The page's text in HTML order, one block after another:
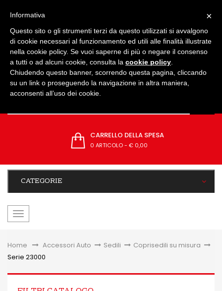
CARRELLO DELLA SPESA
0 ARTICOLO- € 0,00
CATEGORIE
navigazione
Home &gt;Accessori Auto > Sedili > Coprisedili su misura >
Serie 23000
×
Informativa
Questo sito o gli strumenti terzi da questo utilizzati si avvalgono
di cookie necessari al funzionamento ed utili alle finalità illustrate
nella cookie policy. Se vuoi saperne di più o negare il consenso
a tutti o ad alcuni cookie, consulta la cookie policy
Chiudendo questo banner, scorrendo questa pagina, cliccando
su un link o proseguendo la navigazione in altra maniera,
acconsenti all’uso dei cookie.